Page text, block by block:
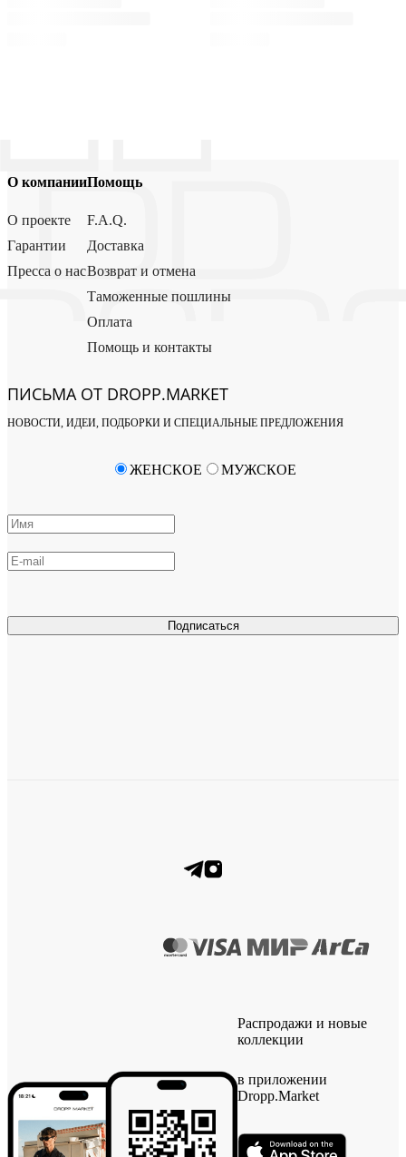
О компании
О проекте
Гарантии
Пресса о нас
Помощь
F.A.Q.
Доставка
Возврат и отмена
Таможенные пошлины
Оплата
Помощь и контакты
ПИСЬМА ОТ DROPP.MARKET
НОВОСТИ, ИДЕИ, ПОДБОРКИ И СПЕЦИАЛЬНЫЕ ПРЕДЛОЖЕНИЯ
Подписаться
ЖЕНСКОЕ МУЖСКОЕ
Распродажи и новые
коллекции
в приложении
Dropp.Market